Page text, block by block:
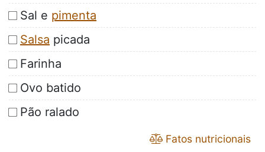
Sal e pimenta
Salsa picada
Farinha
Ovo batido
Pão ralado
Fatos nutricionais